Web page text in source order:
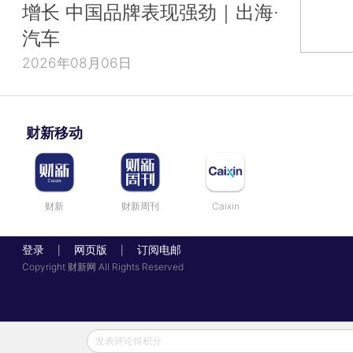
增长 中国品牌表现强劲｜出海·
汽车
2026年08月06日
财新移动
财新 财新周刊 Caixin
登录 网页版 订阅电邮
Copyright 财新网 All Rights Reserved
发表评论得积分